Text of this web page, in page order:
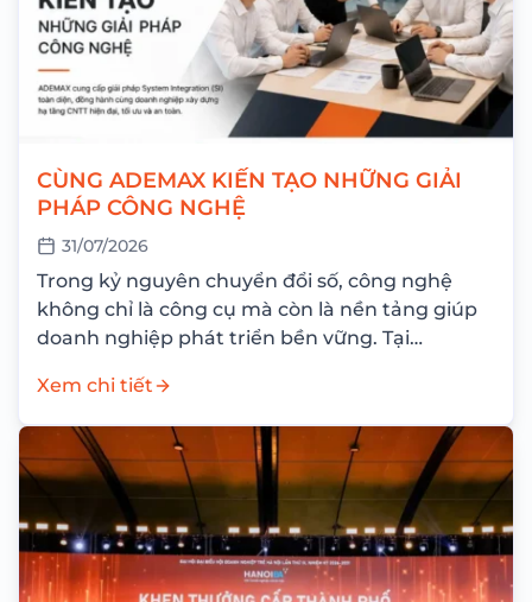
CÙNG ADEMAX KIẾN TẠO NHỮNG GIẢI
PHÁP CÔNG NGHỆ
31/07/2026
Trong kỷ nguyên chuyển đổi số, công nghệ
không chỉ là công cụ mà còn là nền tảng giúp
doanh nghiệp phát triển bền vững. Tại
Xem chi tiết